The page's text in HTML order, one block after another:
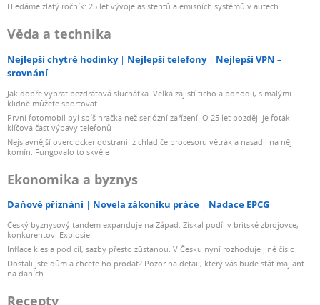
Hledáme zlatý ročník: 25 let vývoje asistentů a emisních systémů v autech
Věda a technika
Nejlepší chytré hodinky Nejlepší telefony
Nejlepší VPN –
srovnání
Jak dobře vybrat bezdrátová sluchátka. Velká zajistí ticho a pohodlí, s malými
klidně můžete sportovat
První fotomobil byl spíš hračka než seriózní zařízení. O 25 let později je foťák
klíčová část výbavy telefonů
Nejslavnější overclocker odstranil z chladiče procesoru větrák a nasadil na něj
komín. Fungovalo to skvěle
Ekonomika a byznys
Daňové přiznání Novela zákoníku práce Nadace EPCG
Český byznysový tandem expanduje na Západ. Získal podíl v britské zbrojovce,
konkurentovi Explosie
Inflace klesla pod cíl, sazby přesto zůstanou. V Česku nyní rozhoduje jiné číslo
Dostali jste dům a chcete ho prodat? Pozor na detail, který vás bude stát majlant
na daních
Recepty